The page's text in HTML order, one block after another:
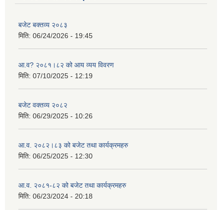
बजेट बक्तव्य २०८३
मिति: 06/24/2026 - 19:45
आ.व? २०८१।८२ को आय व्यय विवरण
मिति: 07/10/2025 - 12:19
बजेट वक्तव्य २०८२
मिति: 06/29/2025 - 10:26
आ.व. २०८२।८३ को बजेट तथा कार्यक्रमहरु
मिति: 06/25/2025 - 12:30
आ.व. २०८१-८२ को बजेट तथा कार्यक्रमहरु
मिति: 06/23/2024 - 20:18